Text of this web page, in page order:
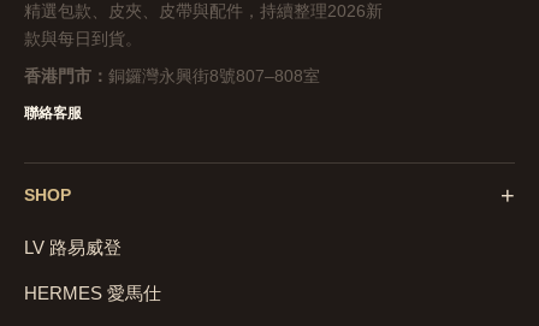
精選包款、皮夾、皮帶與配件，持續整理2026新
款與每日到貨。
香港門市： 銅鑼灣永興街8號807–808室
聯絡客服
SHOP +
LV 路易威登
HERMES 愛馬仕